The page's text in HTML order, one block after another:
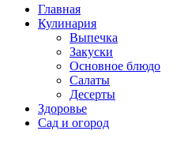
Главная
Кулинария
Выпечка
Закуски
Основное блюдо
Салаты
Десерты
Здоровье
Сад и огород